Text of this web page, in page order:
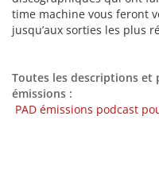
time machine vous feront
jusqu’aux sorties les plus
Toutes les descriptions et
émissions :
PAD émissions podcast